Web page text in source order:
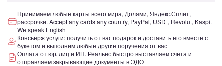
Принимаем любые карты всего мира, Долями, Яндекс.Сплит,
рассрочки. Accept any cards any country, PayPal, USDT, Revolut, Kaspi.
We speak English
Консьерж услуги: получить от вас подарок и доставить его вместе с
букетом и выполним любые другие поручения от вас
Оплата от юр. лиц и ИП. Реально быстро выставляем счета и
отправляем закрывающие документы в ЭДО